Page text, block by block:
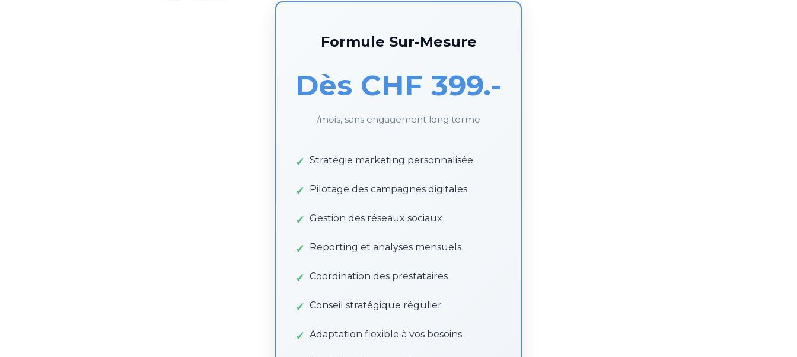
Formule Sur-Mesure
Dès CHF 399.-
/mois, sans engagement long terme
Stratégie marketing personnalisée
Pilotage des campagnes digitales
Gestion des réseaux sociaux
Reporting et analyses mensuels
Coordination des prestataires
Conseil stratégique régulier
Adaptation flexible à vos besoins